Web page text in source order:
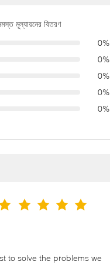
মূল্যায়নের বিতরণ
0%
0%
0%
0%
0%
to solve the problems we